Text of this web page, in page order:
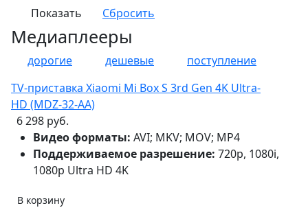
Медиаплееры
дорогие дешевые
поступление
TV-приставка Xiaomi Mi Box S 3rd Gen 4K Ultra-
HD (MDZ-32-AA)
6 298 руб.
Видео форматы: AVI; MKV; MOV; MP4
Поддерживаемое разрешение: 720p, 1080i,
1080p Ultra HD 4K
В корзину